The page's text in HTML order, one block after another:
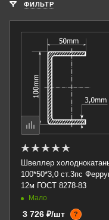
ФИЛЬТР
Швеллер
100*50*3,0 ст.3пс
12м ГОСТ 8278-83
Мало
3 726 ₽/шт ?